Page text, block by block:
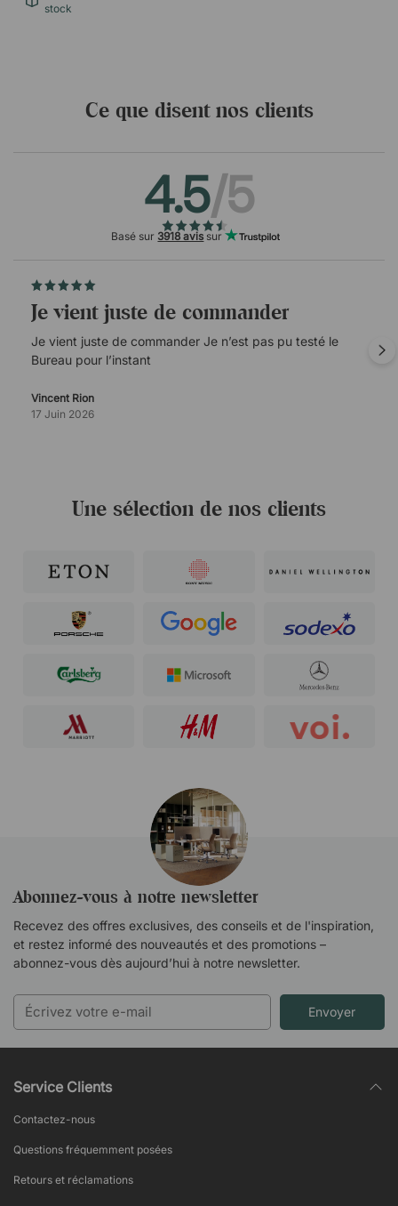
stock
Ce que disent nos clients
4.5/5
Basé sur 3918 avis sur
Je vient juste de commander
Je vient juste de commander Je n’est pas pu testé le
Bureau pour l’instant
Vincent Rion
17 Juin 2026
Une sélection de nos clients
Abonnez-vous à notre newsletter
Recevez des offres exclusives, des conseils et de l'inspiration,
et restez informé des nouveautés et des promotions –
abonnez-vous dès aujourd’hui à notre newsletter.
Envoyer
Service Clients
Contactez-nous
Questions fréquemment posées
Retours et réclamations